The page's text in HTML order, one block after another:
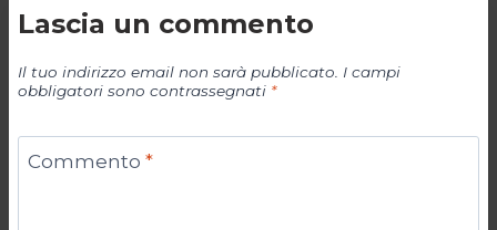
Lascia un commento
Il tuo indirizzo email non sarà pubblicato. I campi
obbligatori sono contrassegnati *
Commento *